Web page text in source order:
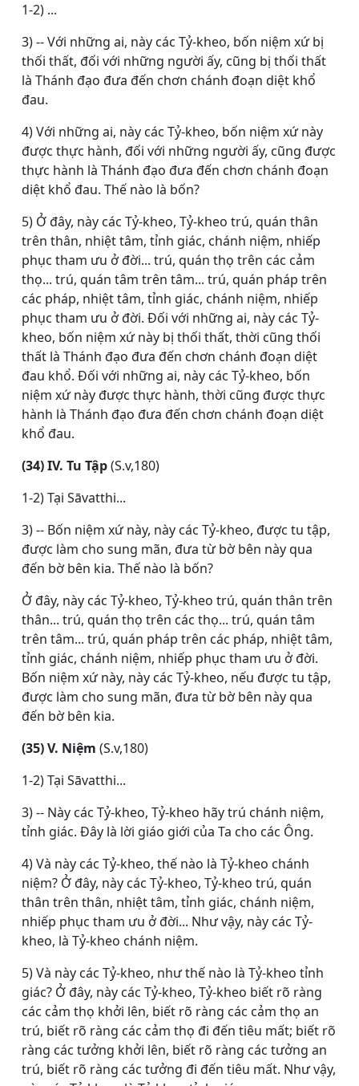
1-2) ...
3) -- Với những ai, này các Tỷ-kheo, bốn niệm xứ bị
thối thất, đối với những người ấy, cũng bị thối thất
là Thánh đạo đưa đến chơn chánh đoạn diệt khổ
đau.
4) Với những ai, này các Tỷ-kheo, bốn niệm xứ này
được thực hành, đối với những người ấy, cũng được
thực hành là Thánh đạo đưa đến chơn chánh đoạn
diệt khổ đau. Thế nào là bốn?
5) Ở đây, này các Tỷ-kheo, Tỷ-kheo trú, quán thân
trên thân, nhiệt tâm, tỉnh giác, chánh niệm, nhiếp
phục tham ưu ở đời... trú, quán thọ trên các cảm
thọ... trú, quán tâm trên tâm... trú, quán pháp trên
các pháp, nhiệt tâm, tỉnh giác, chánh niệm, nhiếp
phục tham ưu ở đời. Ðối với những ai, này các Tỷ-
kheo, bốn niệm xứ này bị thối thất, thời cũng thối
thất là Thánh đạo đưa đến chơn chánh đoạn diệt
đau khổ. Ðối với những ai, này các Tỷ-kheo, bốn
niệm xứ này được thực hành, thời cũng được thực
hành là Thánh đạo đưa đến chơn chánh đoạn diệt
khổ đau.
(34) IV. Tu Tập(S.v,180)
1-2) Tại Sāvatthi...
3) -- Bốn niệm xứ này, này các Tỷ-kheo, được tu tập,
được làm cho sung mãn, đưa từ bờ bên này qua
đến bờ bên kia. Thế nào là bốn?
Ở đây, này các Tỷ-kheo, Tỷ-kheo trú, quán thân trên
thân... trú, quán thọ trên các thọ... trú, quán tâm
trên tâm... trú, quán pháp trên các pháp, nhiệt tâm,
tỉnh giác, chánh niệm, nhiếp phục tham ưu ở đời.
Bốn niệm xứ này, này các Tỷ-kheo, nếu được tu tập,
được làm cho sung mãn, đưa từ bờ bên này qua
đến bờ bên kia.
(35) V. Niệm (S.v,180)
1-2) Tại Sāvatthi...
3) -- Này các Tỷ-kheo, Tỷ-kheo hãy trú chánh niệm,
tỉnh giác. Ðây là lời giáo giới của Ta cho các Ông.
4) Và này các Tỷ-kheo, thế nào là Tỷ-kheo chánh
niệm? Ở đây, này các Tỷ-kheo, Tỷ-kheo trú, quán
thân trên thân, nhiệt tâm, tỉnh giác, chánh niệm,
nhiếp phục tham ưu ở đời... Như vậy, này các Tỷ-
kheo, là Tỷ-kheo chánh niệm.
5) Và này các Tỷ-kheo, như thế nào là Tỷ-kheo tỉnh
giác? Ở đây, này các Tỷ-kheo, Tỷ-kheo biết rõ ràng
các cảm thọ khởi lên, biết rõ ràng các cảm thọ an
trú, biết rõ ràng các cảm thọ đi đến tiêu mất; biết rõ
ràng các tưởng khởi lên, biết rõ ràng các tưởng an
trú, biết rõ ràng các tưởng đi đến tiêu mất. Như vậy,